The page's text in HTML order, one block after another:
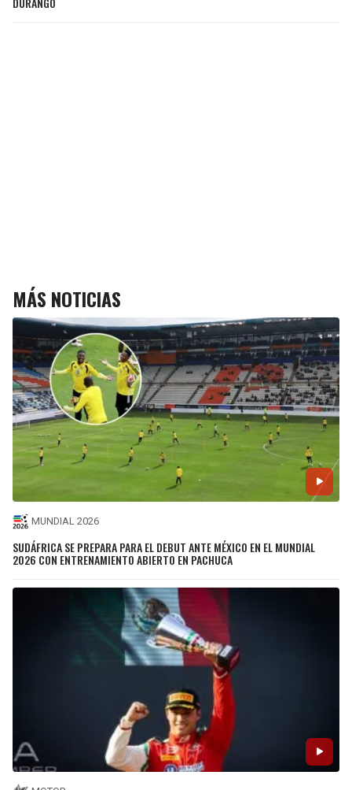
MÁS NOTICIAS
MUNDIAL 2026
SUDÁFRICA SE PREPARA PARA EL DEBUT ANTE MÉXICO EN EL MUNDIAL
2026 CON ENTRENAMIENTO ABIERTO EN PACHUCA